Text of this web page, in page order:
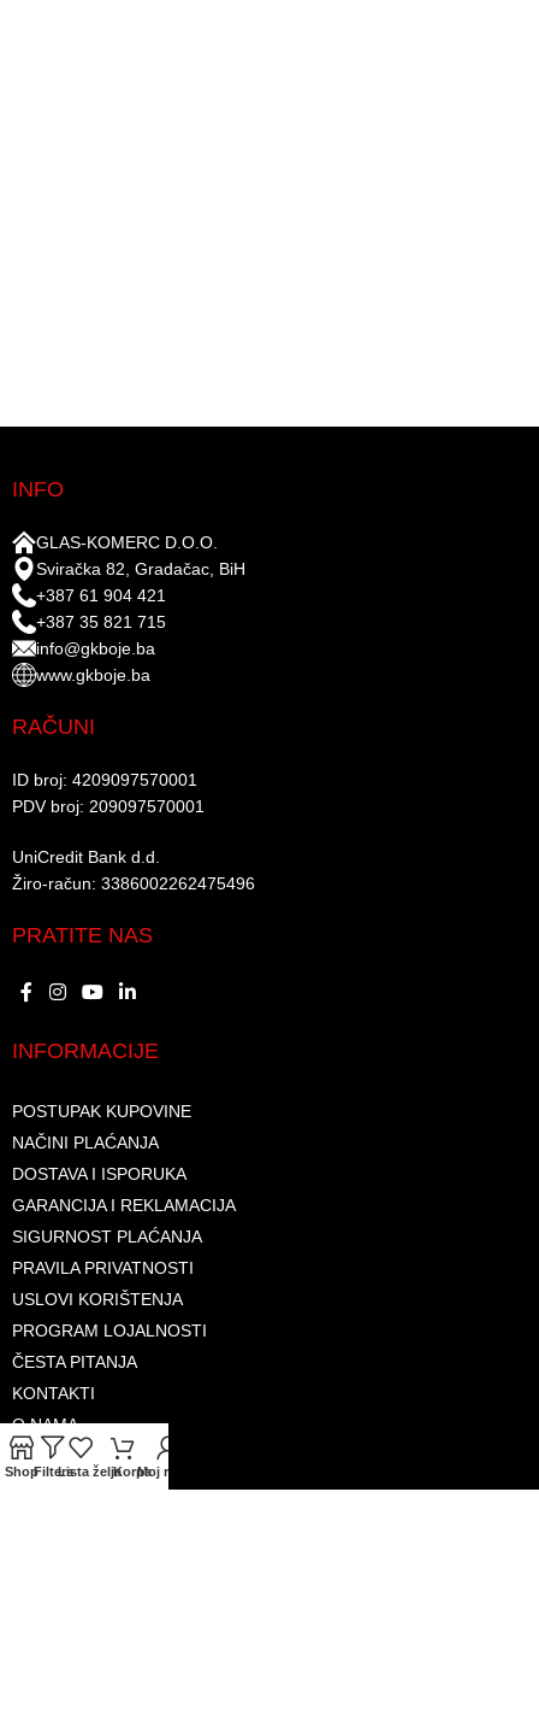
INFO
GLAS-KOMERC D.O.O.
Sviračka 82, Gradačac, BiH
+387 61 904 421
+387 35 821 715
info@gkboje.ba
www.gkboje.ba
RAČUNI
ID broj: 4209097570001​
PDV broj: 209097570001 ​
UniCredit Bank d.d.​
Žiro-račun: 3386002262475496​​
PRATITE NAS
INFORMACIJE
POSTUPAK KUPOVINE
NAČINI PLAĆANJA
DOSTAVA I ISPORUKA
GARANCIJA I REKLAMACIJA
SIGURNOST PLAĆANJA
PRAVILA PRIVATNOSTI
USLOVI KORIŠTENJA
PROGRAM LOJALNOSTI
ČESTA PITANJA
KONTAKTI
O NAMA
ShopFiltersLista željaKorpaMoj račun